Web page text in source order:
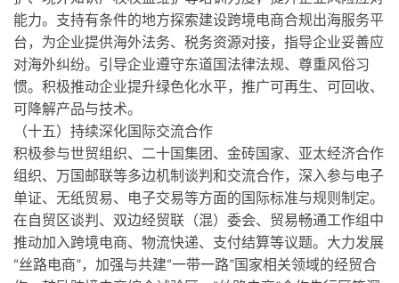
能力。支持有条件的地方探索建设跨境电商合规出海服务平
台，为企业提供海外法务、税务资源对接，指导企业妥善应
对海外纠纷。引导企业遵守东道国法律法规、尊重风俗习
惯。积极推动企业提升绿色化水平，推广可再生、可回收、
可降解产品与技术。
（十五）持续深化国际交流合作
积极参与世贸组织、二十国集团、金砖国家、亚太经济合作
组织、万国邮联等多边机制谈判和交流合作，深入参与电子
单证、无纸贸易、电子交易等方面的国际标准与规则制定。
在自贸区谈判、双边经贸联（混）委会、贸易畅通工作组中
推动加入跨境电商、物流快递、支付结算等议题。大力发展
“丝路电商”，加强与共建“一带一路”国家相关领域的经贸合